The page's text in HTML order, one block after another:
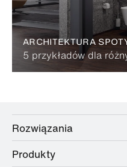
ARCHITEKTURA
5 przykładów dla
Rozwiązania
Care
Produkty